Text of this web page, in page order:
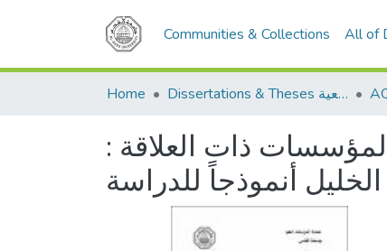
Communities & Collections All of
Home Dissertations & Theses الرسائل الجامعية
ذات العلاقة :
أنموذجاً للدراسة